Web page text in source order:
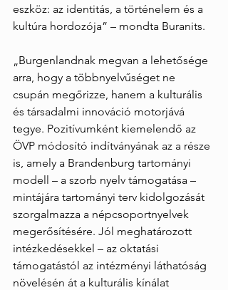
eszköz: az identitás, a történelem és a
kultúra hordozója” – mondta Buranits.
„Burgenlandnak megvan a lehetősége
arra, hogy a többnyelvűséget ne
csupán megőrizze, hanem a kulturális
és társadalmi innováció motorjává
tegye. Pozitívumként kiemelendő az
ÖVP módosító indítványának az a része
is, amely a Brandenburg tartományi
modell – a szorb nyelv támogatása –
mintájára tartományi terv kidolgozását
szorgalmazza a népcsoportnyelvek
megerősítésére. Jól meghatározott
intézkedésekkel – az oktatási
támogatástól az intézményi láthatóság
növelésén át a kulturális kínálat